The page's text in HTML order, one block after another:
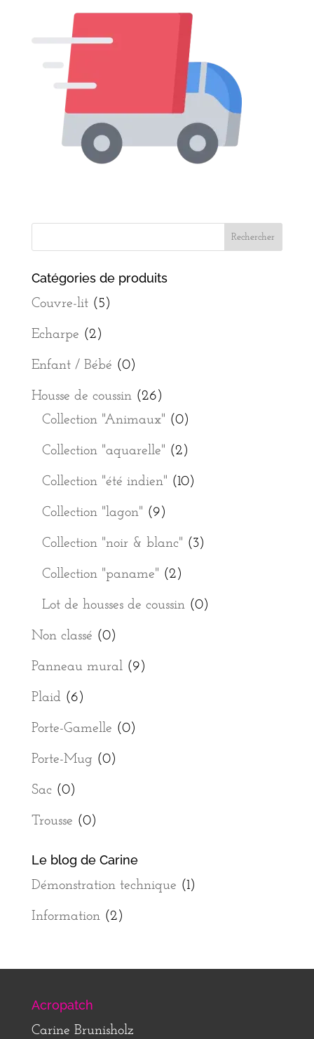
Catégories de produits
Couvre-lit (5)
Echarpe (2)
Enfant / Bébé (0)
Housse de coussin (26)
Collection "Animaux" (0)
Collection "aquarelle" (2)
Collection "été indien" (10)
Collection "lagon" (9)
Collection "noir & blanc" (3)
Collection "paname" (2)
Lot de housses de coussin (0)
Non classé (0)
Panneau mural (9)
Plaid (6)
Porte-Gamelle (0)
Porte-Mug (0)
Sac (0)
Trousse (0)
Le blog de Carine
Démonstration technique (1)
Information(2)
Acropatch
Carine Brunisholz